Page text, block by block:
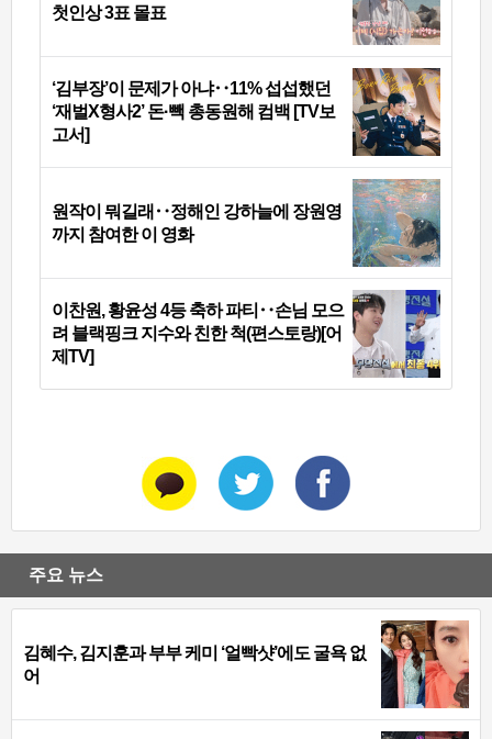
첫인상 3표 몰표
‘김부장’이 문제가 아냐‥11% 섭섭했던
‘재벌X형사2’ 돈·빽 총동원해 컴백 [TV보
고서]
원작이 뭐길래‥정해인 강하늘에 장원영
까지 참여한 이 영화
이찬원, 황윤성 4등 축하 파티‥손님 모으
려 블랙핑크 지수와 친한 척(편스토랑)[어
제TV]
주요 뉴스
김혜수, 김지훈과 부부 케미 ‘얼빡샷’에도 굴욕 없
어